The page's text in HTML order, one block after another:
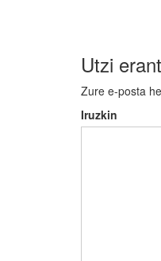
Utzi
Zure e-posta
Iruzkin